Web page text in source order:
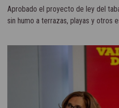
Aprobado el proyecto de ley del
sin humo a terrazas, playas y otros